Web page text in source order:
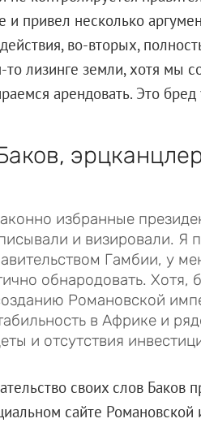
и привел несколько
во-вторых,
то лизинге земли, хотя мы
арендовать. Это
избранные
и визировали. Я
Гамбии, у
обнародовать. Хотя,
Романовской
в Африке и
и отсутствия
своих слов Баков
сайте Романовской